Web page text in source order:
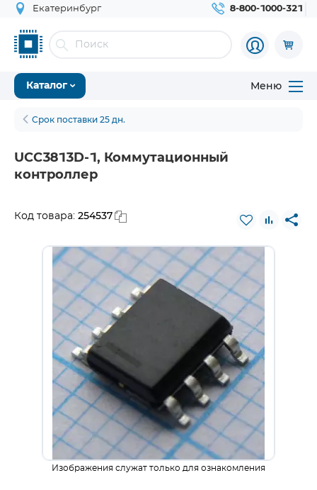
Екатеринбург 8-800-1000-321
Каталог Меню
Срок поставки 25 дн.
UCC3813D-1, Коммутационный
контроллер
Код товара: 254537
Изображения служат только для ознакомления